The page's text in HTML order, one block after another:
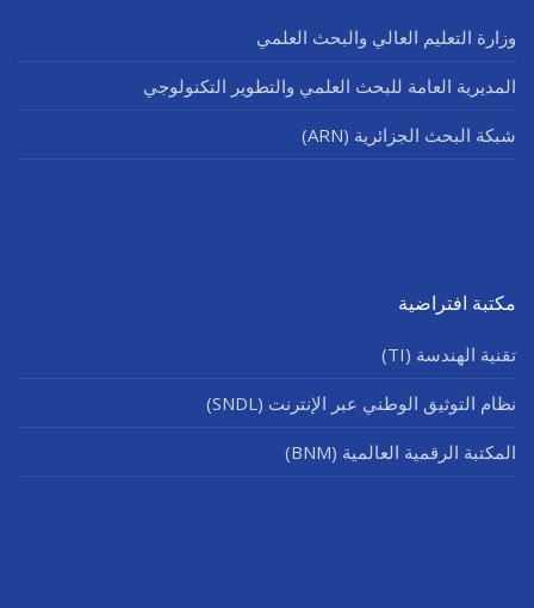
وزارة التعليم العالي والبحث العلمي
المديرية العامة للبحث العلمي والتطوير التكنولوجي
شبكة البحث الجزائرية (ARN)
مكتبة افتراضية
تقنية الهندسة (TI)
نظام التوثيق الوطني عبر الإنترنت (SNDL)
المكتبة الرقمية العالمية (BNM)